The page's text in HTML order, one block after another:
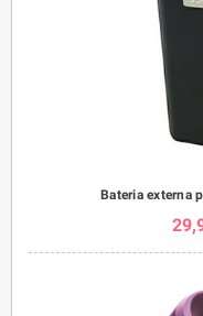
Bateria externa